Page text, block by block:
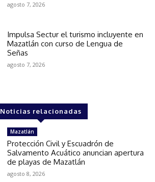
agosto 7, 2026
Impulsa Sectur el turismo incluyente en
Mazatlán con curso de Lengua de
Señas
agosto 7, 2026
Noticias relacionadas
Mazatlán
Protección Civil y Escuadrón de
Salvamento Acuático anuncian apertura
de playas de Mazatlán
agosto 8, 2026